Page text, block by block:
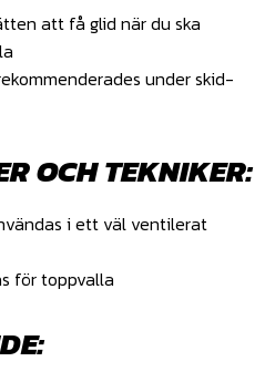
att få glid när du ska
under skid-
OCH TEKNIKER:
i ett väl ventilerat
för toppvalla